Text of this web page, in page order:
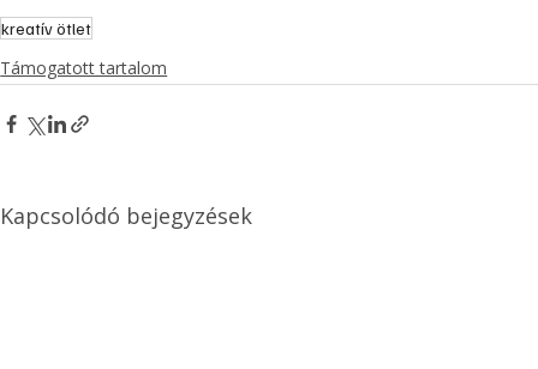
kreatív ötlet
Támogatott tartalom
Kapcsolódó bejegyzések